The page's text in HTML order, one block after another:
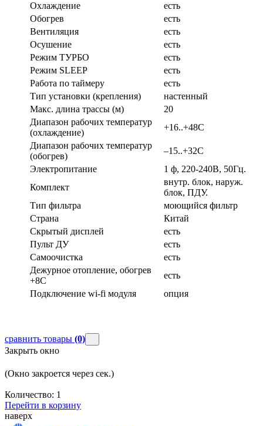
Охлаждение
есть
Обогрев
есть
Вентиляция
есть
Осушение
есть
Режим ТУРБО
есть
Режим SLEEP
есть
Работа по таймеру
есть
Тип установки (крепления)
настенный
Макс. длина трассы (м)
20
Диапазон рабочих температур
(охлаждение)
+16..+48С
Диапазон рабочих температур
(обогрев)
–15..+32С
Электропитание
1 ф, 220-240В, 50Гц.
Комплект
внутр. блок, наруж.
блок, ПДУ.
Тип фильтра
моющийся фильтр
Страна
Китай
Скрытый дисплей
есть
Пульт ДУ
есть
Самоочистка
есть
Дежурное отопление, обогрев
+8С
есть
Подключение wi-fi модуля
опция
сравнить товары (0)
Закрыть окно
(Окно закроется через сек.)
Количество: 1
Перейти в корзину
наверх